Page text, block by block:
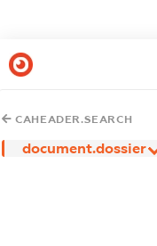
CAHEADER.SEARCH
document.dossier